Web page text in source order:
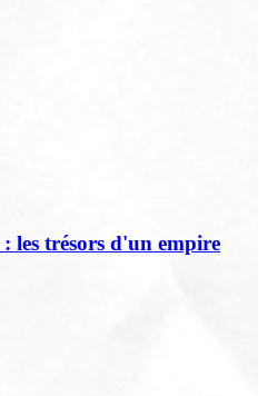
trésors d'un empire